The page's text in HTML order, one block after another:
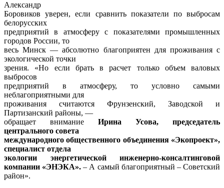
Александр
Боровиков уверен, если сравнить показатели по выбросам
белорусских
предприятий в атмосферу с показателями промышленных
городов России, то
весь Минск — абсолютно благоприятен для проживания с
экологической точки
зрения. «Но если брать в расчет только объем валовых
выбросов
предприятий в атмосферу, то условно самыми
неблагоприятными для
проживания считаются Фрунзенский, Заводской и
Партизанский районы, —
обращает внимание Ирина Усова, председатель
центрального совета
международного общественного объединения «Экопроект»,
специалист отдела
экологии энергетической инженерно-консалтинговой
компании «ЭНЭКА». – А самый благоприятный – Советский
район».